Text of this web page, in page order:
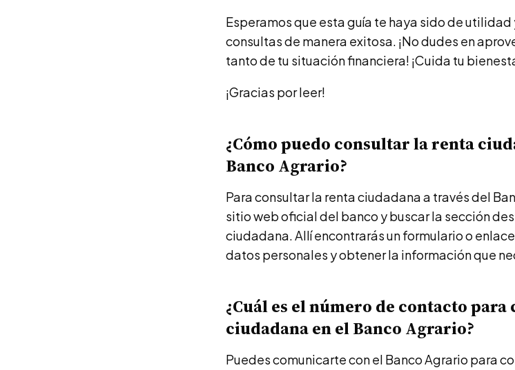
Esperamos que esta guía te haya sido de
consultas de manera exitosa. ¡No dudes en
tanto de tu situación financiera! ¡Cuida tu
¡Gracias por leer!
¿Cómo puedo consultar la renta
Banco Agrario?
Para consultar la renta ciudadana a través del
sitio web oficial del banco y buscar la sección
ciudadana. Allí encontrarás un formulario o
datos personales y obtener la información que
¿Cuál es el número de contacto
ciudadana en el Banco Agrario?
Puedes comunicarte con el Banco Agrario para